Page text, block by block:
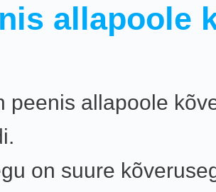
allapoole
peenis allapoole
on suure